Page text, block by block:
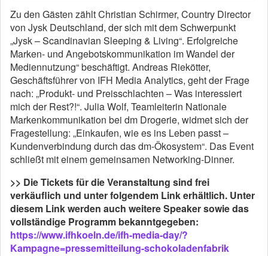
Zu den Gästen zählt Christian Schirmer, Country Director
von Jysk Deutschland, der sich mit dem Schwerpunkt
„Jysk – Scandinavian Sleeping & Living“. Erfolgreiche
Marken- und Angebotskommunikation im Wandel der
Mediennutzung“ beschäftigt. Andreas Riekötter,
Geschäftsführer von IFH Media Analytics, geht der Frage
nach: „Produkt- und Preisschlachten – Was interessiert
mich der Rest?!“. Julia Wolf, Teamleiterin Nationale
Markenkommunikation bei dm Drogerie, widmet sich der
Fragestellung: „Einkaufen, wie es ins Leben passt –
Kundenverbindung durch das dm-Ökosystem“. Das Event
schließt mit einem gemeinsamen Networking-Dinner.
>> Die Tickets für die Veranstaltung sind frei
verkäuflich und unter folgendem Link erhältlich. Unter
diesem Link werden auch weitere Speaker sowie das
vollständige Programm bekanntgegeben:
https://www.ifhkoeln.de/ifh-media-day/?
Kampagne=pressemitteilung-schokoladenfabrik